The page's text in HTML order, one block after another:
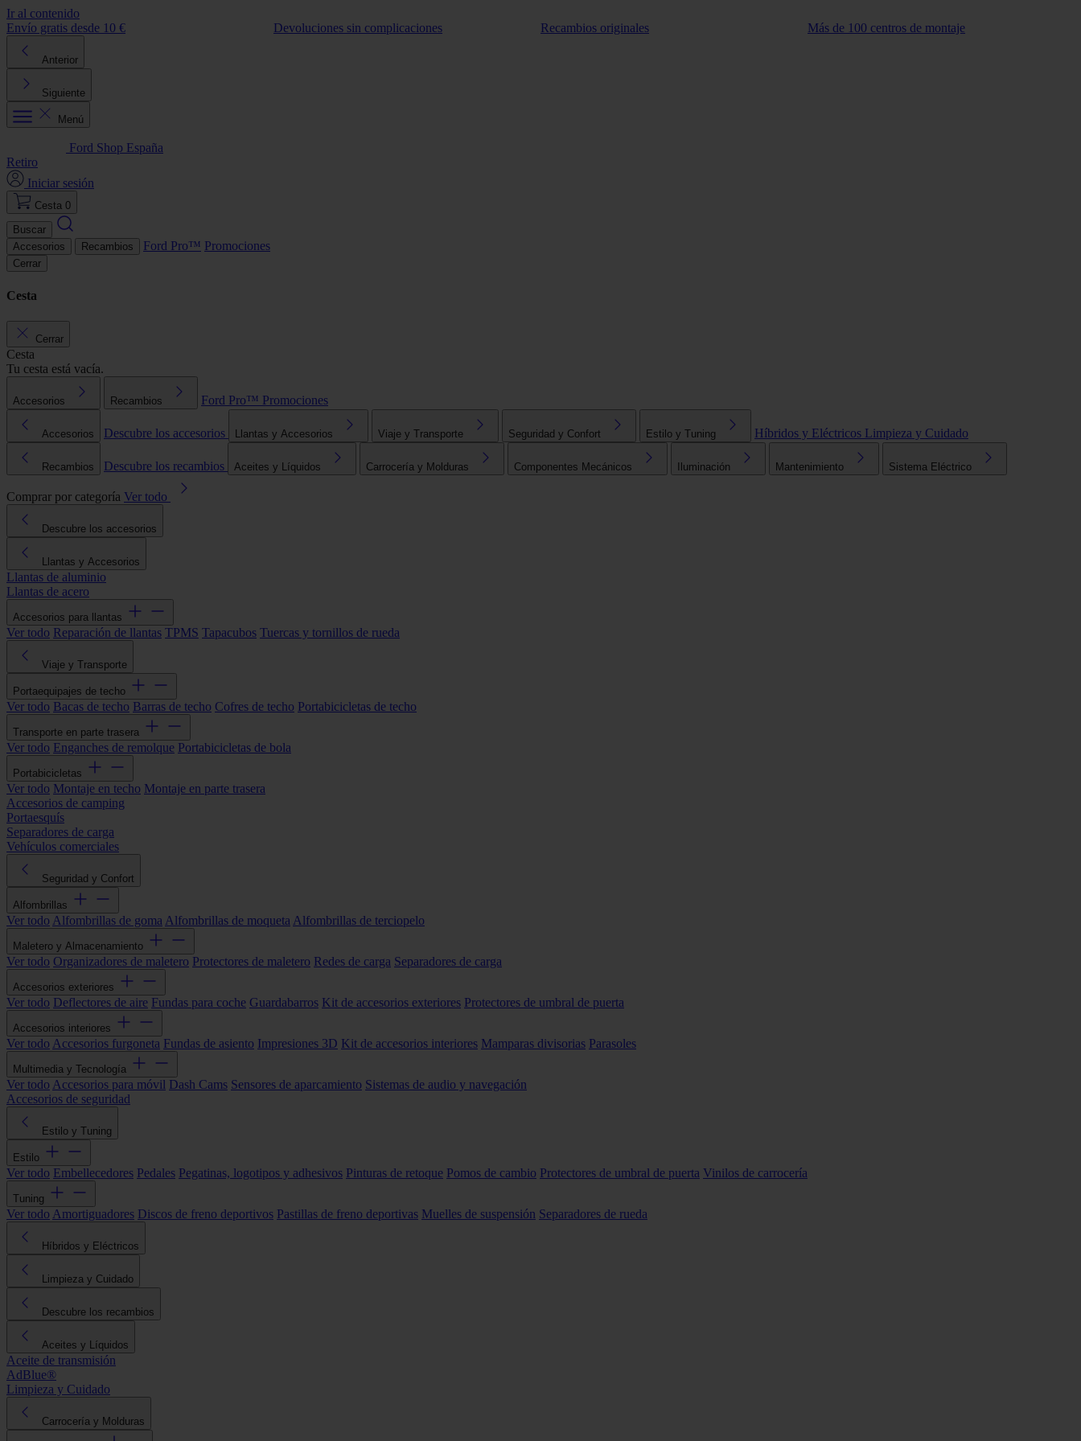
Ir al contenido
Envío gratis desde 10 €
Devoluciones sin complicaciones Recambios originales Más de 100 centros de montaje
Anterior
Siguiente
Menú
Ford Shop España
Retiro
Iniciar sesión
Cesta 0
Buscar
Accesorios
Recambios Ford Pro™ Promociones
Cerrar
Cesta
Cerrar
Cesta
Tu cesta está vacía.
Accesorios Recambios Ford Pro™ Promociones
Accesorios Descubre los accesorios Llantas y Accesorios Viaje y Transporte Seguridad y Confort Estilo y Tuning Híbridos y Eléctricos Limpieza y Cuidado
Recambios Descubre los recambios Aceites y Líquidos Carrocería y Molduras Componentes Mecánicos Iluminación Mantenimiento Sistema Eléctrico
Comprar por categoría Ver todo
Descubre los accesorios
Llantas y Accesorios
Llantas de aluminio
Llantas de acero
Accesorios para llantas
Ver todo Reparación de llantas TPMS Tapacubos Tuercas y tornillos de rueda
Viaje y Transporte
Portaequipajes de techo
Ver todo Bacas de techo Barras de techo Cofres de techo Portabicicletas de techo
Transporte en parte trasera
Ver todo Enganches de remolque Portabicicletas de bola
Portabicicletas
Ver todo Montaje en techo Montaje en parte trasera
Accesorios de camping
Portaesquís
Separadores de carga
Vehículos comerciales
Seguridad y Confort
Alfombrillas
Ver todo Alfombrillas de goma Alfombrillas de moqueta Alfombrillas de terciopelo
Maletero y Almacenamiento
Ver todo Organizadores de maletero Protectores de maletero Redes de carga Separadores de carga
Accesorios exteriores
Ver todo Deflectores de aire Fundas para coche Guardabarros Kit de accesorios exteriores Protectores de umbral de puerta
Accesorios interiores
Ver todo Accesorios furgoneta Fundas de asiento Impresiones 3D Kit de accesorios interiores Mamparas divisorias Parasoles
Multimedia y Tecnología
Ver todo Accesorios para móvil Dash Cams Sensores de aparcamiento Sistemas de audio y navegación
Accesorios de seguridad
Estilo y Tuning
Estilo
Ver todo Embellecedores Pedales Pegatinas, logotipos y adhesivos Pinturas de retoque Pomos de cambio Protectores de umbral de puerta Vinilos de carrocería
Tuning
Ver todo Amortiguadores Discos de freno deportivos Pastillas de freno deportivas Muelles de suspensión Separadores de rueda
Híbridos y Eléctricos
Limpieza y Cuidado
Descubre los recambios
Aceites y Líquidos
Aceite de transmisión
AdBlue®
Limpieza y Cuidado
Carrocería y Molduras